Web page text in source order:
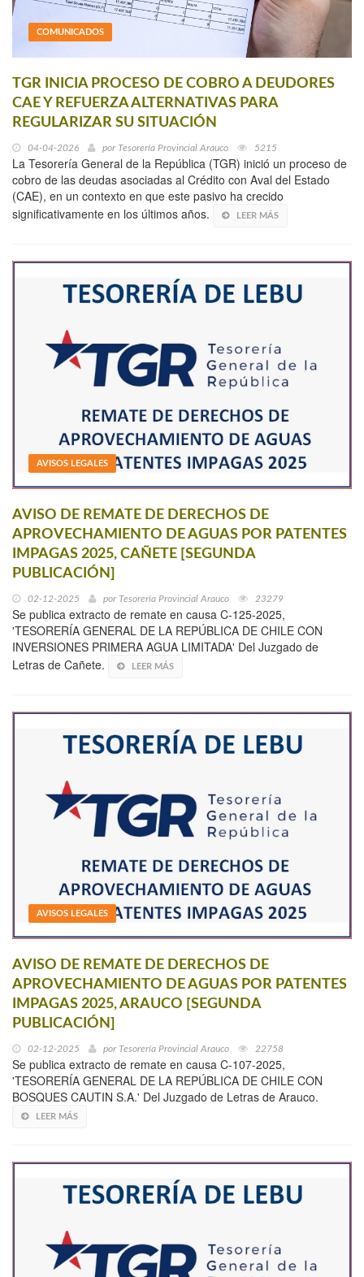
COMUNICADOS
TGR INICIA PROCESO DE COBRO A DEUDORES
CAE Y REFUERZA ALTERNATIVAS PARA
REGULARIZAR SU SITUACIÓN
04-04-2026 por Tesorería Provincial Arauco 5215
La Tesorería General de la República (TGR) inició un proceso de
cobro de las deudas asociadas al Crédito con Aval del Estado
(CAE), en un contexto en que este pasivo ha crecido
significativamente en los últimos años.
LEER MÁS
AVISOS LEGALES
AVISO DE REMATE DE DERECHOS DE
APROVECHAMIENTO DE AGUAS POR PATENTES
IMPAGAS 2025, CAÑETE [SEGUNDA
PUBLICACIÓN]
02-12-2025 por Tesorería Provincial Arauco 23279
Se publica extracto de remate en causa C-125-2025,
'TESORERÍA GENERAL DE LA REPÚBLICA DE CHILE CON
INVERSIONES PRIMERA AGUA LIMITADA' Del Juzgado de
Letras de Cañete.
LEER MÁS
AVISOS LEGALES
AVISO DE REMATE DE DERECHOS DE
APROVECHAMIENTO DE AGUAS POR PATENTES
IMPAGAS 2025, ARAUCO [SEGUNDA
PUBLICACIÓN]
02-12-2025 por Tesorería Provincial Arauco 22758
Se publica extracto de remate en causa C-107-2025,
'TESORERÍA GENERAL DE LA REPÚBLICA DE CHILE CON
BOSQUES CAUTIN S.A.' Del Juzgado de Letras de Arauco.
LEER MÁS